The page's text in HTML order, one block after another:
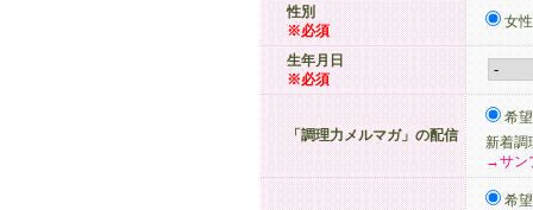
性別
※必須
女性
生年月日
※必須
「調理力メルマガ」の配信
希
新着調
→サン
希